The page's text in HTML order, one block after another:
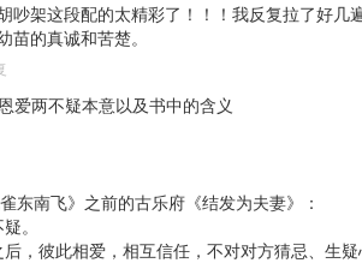
吵架这段配的太精彩了！！！我反复拉了好几
的真诚和苦楚。
爱两不疑本意以及书中的含义
东南飞》之前的古乐府《结发为夫妻》：
。
，彼此相爱，相互信任，不对对方猜忌、生